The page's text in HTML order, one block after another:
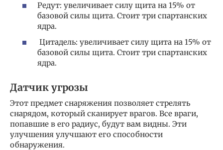
Редут: увеличивает силу щита на 15% от
базовой силы щита. Стоит три спартанских
ядра.
Цитадель: увеличивает силу щита на 15% от
базовой силы щита. Стоит три спартанских
ядра.
Датчик угрозы
Этот предмет снаряжения позволяет стрелять
снарядом, который сканирует врагов. Все враги,
попавшие в его радиус, будут вам видны. Эти
улучшения улучшают его способности
обнаружения.